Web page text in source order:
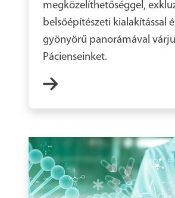
megközelíthetőséggel,
belsőépítészeti kialakítással
gyönyörű panorámával
Pácienseinket.